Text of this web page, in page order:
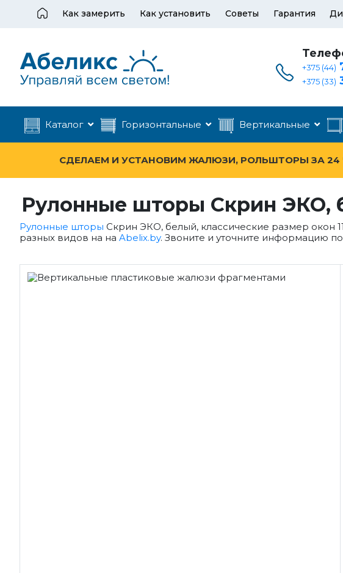
Как замерить Как установить Советы Гарантия
+375 (44)
+375 (33)
Каталог Горизонтальные Вертикальные
СДЕЛАЕМ И УСТАНОВИМ ЖАЛЮЗИ, РОЛЬШТОРЫ ЗА 24
Рулонные шторы Скрин ЭКО,
Рулонные шторы Скрин ЭКО, белый, классические размер окон
разных видов на на Abelix.by. Звоните и уточните информацию по